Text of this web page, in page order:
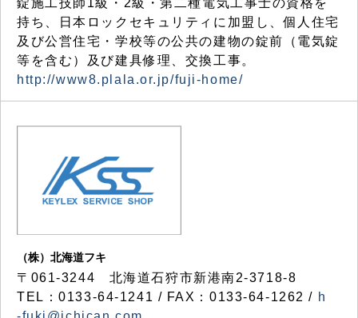
錠施工技師1級・2級・第二種電気工事士の資格を
持ち、日本ロックセキュリティに加盟し、個人住宅
及び公営住宅・学校等の公共の建物の錠前（電気錠
等を含む）及び建具修理、交換工事。
http://www8.plala.or.jp/fuji-home/
（株）北海道フキ
〒061-3244 北海道石狩市新港南2-3718-8
TEL：0133-64-1241 / FAX：0133-64-1262 / h